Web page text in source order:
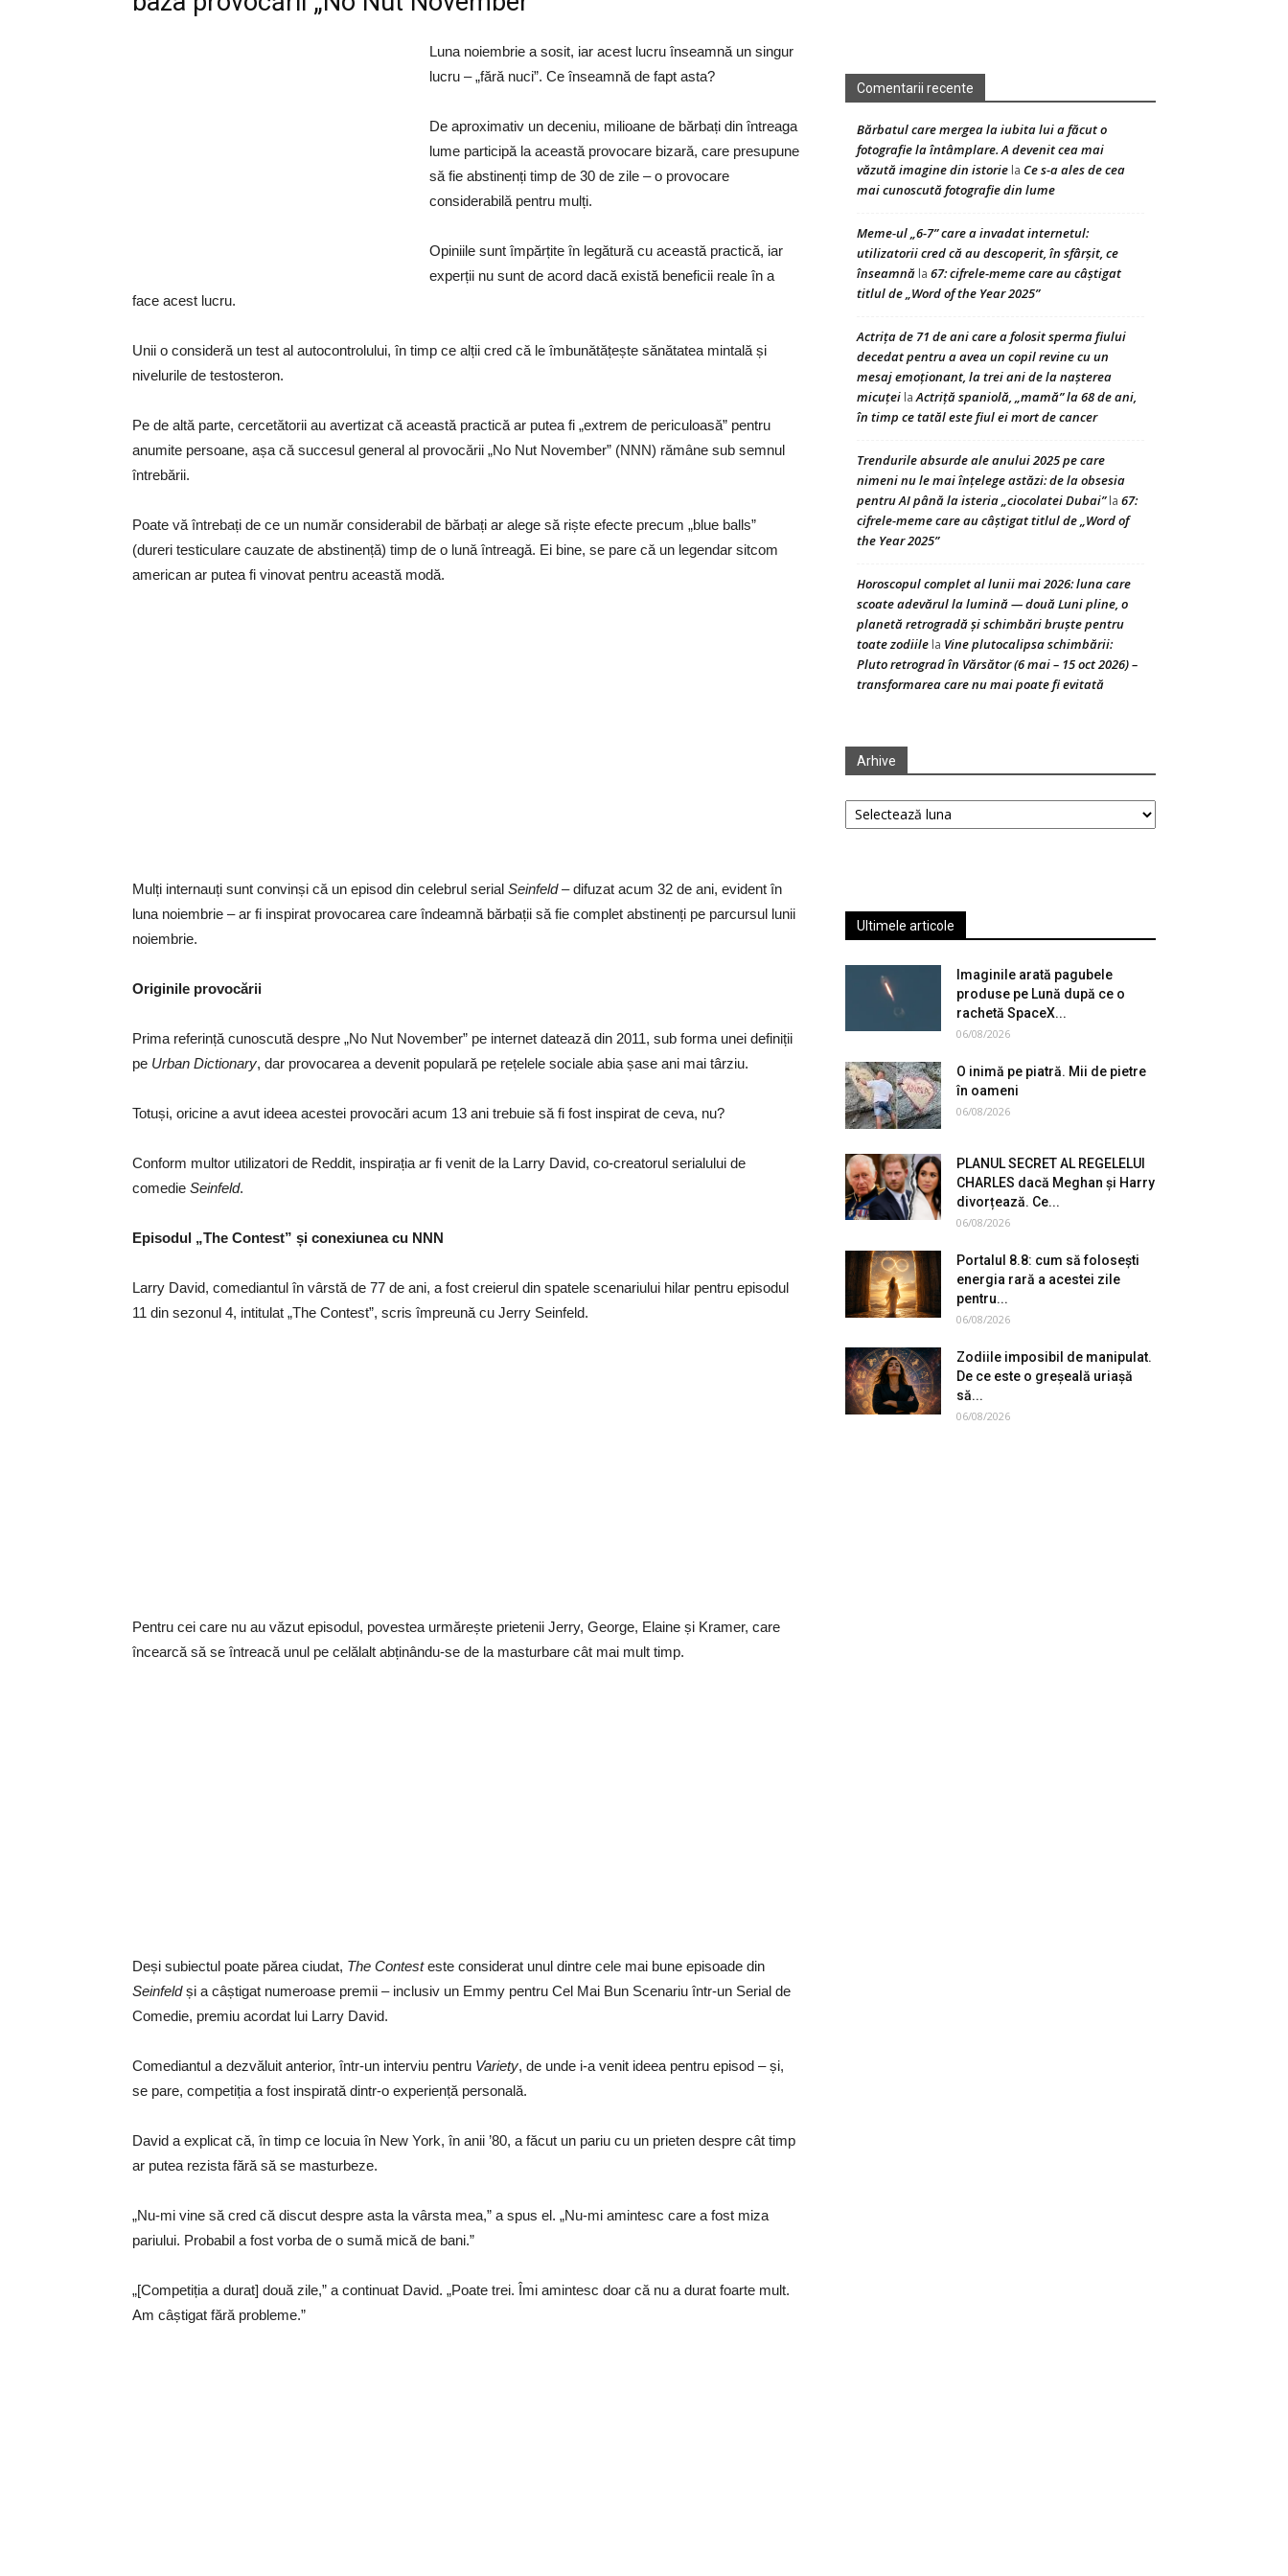
Luna noiembrie a sosit, iar acest lucru înseamnă un singur
lucru – „fără nuci”. Ce înseamnă de fapt asta?
De aproximativ un deceniu, milioane de bărbați din întreaga
lume participă la această provocare bizară, care presupune
să fie abstinenți timp de 30 de zile – o provocare
considerabilă pentru mulți.
Opiniile sunt împărțite în legătură cu această practică, iar
experții nu sunt de acord dacă există beneficii reale în a
face acest lucru.
Unii o consideră un test al autocontrolului, în timp ce alții cred că le îmbunătățește sănătatea mintală și
nivelurile de testosteron.
Pe de altă parte, cercetătorii au avertizat că această practică ar putea fi „extrem de periculoasă” pentru
anumite persoane, așa că succesul general al provocării „No Nut November” (NNN) rămâne sub semnul
întrebării.
Poate vă întrebați de ce un număr considerabil de bărbați ar alege să riște efecte precum „blue balls”
(dureri testiculare cauzate de abstinență) timp de o lună întreagă. Ei bine, se pare că un legendar sitcom
american ar putea fi vinovat pentru această modă.
Mulți internauți sunt convinși că un episod din celebrul serial Seinfeld– difuzat acum 32 de ani, evident în
luna noiembrie – ar fi inspirat provocarea care îndeamnă bărbații să fie complet abstinenți pe parcursul lunii
noiembrie.
Originile provocării
Prima referință cunoscută despre „No Nut November” pe internet datează din 2011, sub forma unei definiții
pe Urban Dictionary, dar provocarea a devenit populară pe rețelele sociale abia șase ani mai târziu.
Totuși, oricine a avut ideea acestei provocări acum 13 ani trebuie să fi fost inspirat de ceva, nu?
Conform multor utilizatori de Reddit, inspirația ar fi venit de la Larry David, co-creatorul serialului de
comedie Seinfeld.
Episodul „The Contest” și conexiunea cu NNN
Larry David, comediantul în vârstă de 77 de ani, a fost creierul din spatele scenariului hilar pentru episodul
11 din sezonul 4, intitulat „The Contest”, scris împreună cu Jerry Seinfeld.
Pentru cei care nu au văzut episodul, povestea urmărește prietenii Jerry, George, Elaine și Kramer, care
încearcă să se întreacă unul pe celălalt abținându-se de la masturbare cât mai mult timp.
Deși subiectul poate părea ciudat, The Contesteste considerat unul dintre cele mai bune episoade din
Seinfeldși a câștigat numeroase premii – inclusiv un Emmy pentru Cel Mai Bun Scenariu într-un Serial de
Comedie, premiu acordat lui Larry David.
Comediantul a dezvăluit anterior, într-un interviu pentru Variety, de unde i-a venit ideea pentru episod – și,
se pare, competiția a fost inspirată dintr-o experiență personală.
David a explicat că, în timp ce locuia în New York, în anii ’80, a făcut un pariu cu un prieten despre cât timp
ar putea rezista fără să se masturbeze.
„Nu-mi vine să cred că discut despre asta la vârsta mea,” a spus el. „Nu-mi amintesc care a fost miza
pariului. Probabil a fost vorba de o sumă mică de bani.”
„[Competiția a durat] două zile,” a continuat David. „Poate trei. Îmi amintesc doar că nu a durat foarte mult.
Am câștigat fără probleme.”
Comentarii recente
Bărbatul care mergea la iubita lui a făcut o
fotografie la întâmplare. A devenit cea mai
văzută imagine din istorie la Ce s-a ales de cea
mai cunoscută fotografie din lume
Meme-ul „6-7” care a invadat internetul:
utilizatorii cred că au descoperit, în sfârșit, ce
înseamnă la 67: cifrele-meme care au câștigat
titlul de „Word of the Year 2025”
Actrița de 71 de ani care a folosit sperma fiului
decedat pentru a avea un copil revine cu un
mesaj emoționant, la trei ani de la nașterea
micuței laActriță spaniolă, „mamă” la 68 de ani,
în timp ce tatăl este fiul ei mort de cancer
Trendurile absurde ale anului 2025 pe care
nimeni nu le mai înțelege astăzi: de la obsesia
pentru AI până la isteria „ciocolatei Dubai”la 67:
cifrele-meme care au câștigat titlul de „Word of
the Year 2025”
Horoscopul complet al lunii mai 2026: luna care
scoate adevărul la lumină — două Luni pline, o
planetă retrogradă și schimbări bruște pentru
toate zodiile la Vine plutocalipsa schimbării:
Pluto retrograd în Vărsător (6 mai – 15 oct 2026) –
transformarea care nu mai poate fi evitată
Arhive
Arhive
Ultimele articole
Imaginile arată pagubele
produse pe Lună după ce o
rachetă SpaceX...
06/08/2026
O inimă pe piatră. Mii de pietre
în oameni
06/08/2026
PLANUL SECRET AL REGELELUI
CHARLES dacă Meghan și Harry
divorțează. Ce...
06/08/2026
Portalul 8.8: cum să folosești
energia rară a acestei zile
pentru...
06/08/2026
Zodiile imposibil de manipulat.
De ce este o greșeală uriașă
să...
06/08/2026